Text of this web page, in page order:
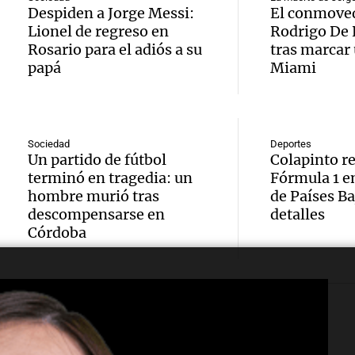
Una
Episodios
Leo
Episodios
Jorge,
Messi
llegó"
Una
Episodios
Audio.
Jorge
una
con
Audio.
tras
Audio.
Despiden a Jorge Messi:
Lionel de regreso en
Rosario para el adiós a su
papá
El
Rodrigo De
tras marcar
Miami
Sociedad
Un partido de fútbol
terminó en tragedia: un
hombre murió tras
descompensarse en
Córdoba
Deportes
Colapinto
Fórmula 1
de Países
detalles